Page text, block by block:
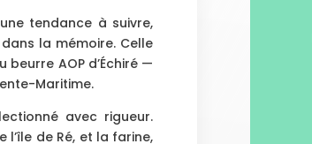
tendance à suivre,
la mémoire. Celle
AOP d’Échiré —
Maritime.
avec rigueur.
de Ré, et la farine,